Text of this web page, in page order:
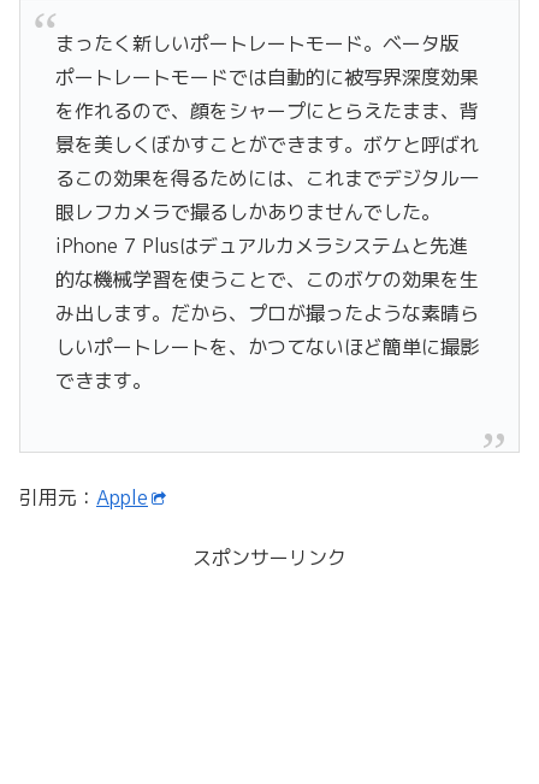
まったく新しいポートレートモード。ベータ版
ポートレートモードでは自動的に被写界深度効果
を作れるので、顔をシャープにとらえたまま、背
景を美しくぼかすことができます。ボケと呼ばれ
るこの効果を得るためには、これまでデジタル一
眼レフカメラで撮るしかありませんでした。
iPhone 7 Plusはデュアルカメラシステムと先進
的な機械学習を使うことで、このボケの効果を生
み出します。だから、プロが撮ったような素晴ら
しいポートレートを、かつてないほど簡単に撮影
できます。
引用元： Apple
スポンサーリンク